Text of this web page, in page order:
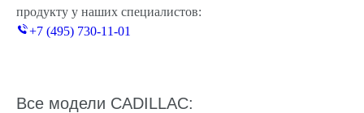
продукту у наших специалистов:
+7 (495) 730-11-01
Все модели CADILLAC: